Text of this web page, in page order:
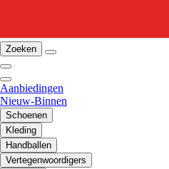
Zoeken
Aanbiedingen
Nieuw-Binnen
Schoenen
Kleding
Handballen
Vertegenwoordigers